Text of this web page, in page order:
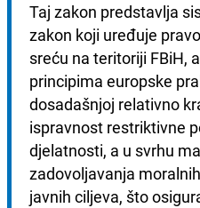
Taj zakon predstavlja
zakon koji uređuje
sreću na teritoriji FBiH,
principima europske
dosadašnjoj relativno
ispravnost restriktivne
djelatnosti, a u svrhu
zadovoljavanja
javnih ciljeva, što